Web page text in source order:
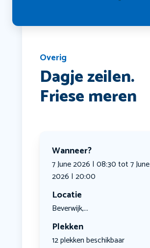
Overig
Dagje zeilen.
Friese meren
Wanneer?
7 June 2026 | 08:30 tot 7 June
2026 | 20:00
Locatie
Beverwijk,...
Plekken
12 plekken beschikbaar